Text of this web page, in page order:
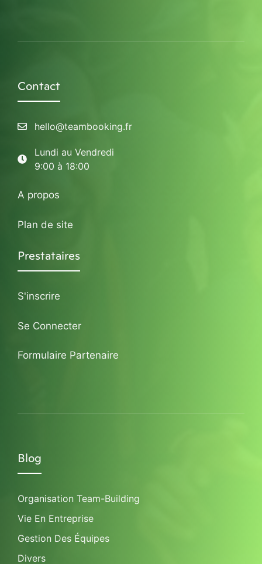
Contact
hello@teambooking.fr
Lundi au Vendredi
9:00 à 18:00
A propos
Plan de site
Prestataires
S'inscrire
Se Connecter
Formulaire Partenaire
Blog
Organisation Team-Building
Vie En Entreprise
Gestion Des Équipes
Divers